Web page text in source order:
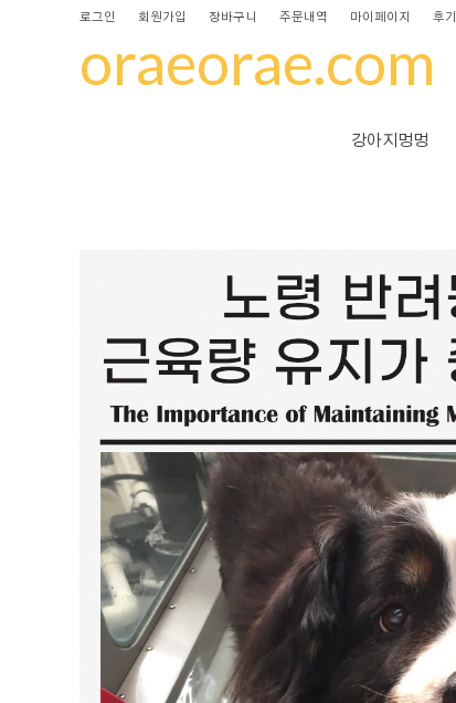
로그인 회원가입 장바구니 주문내역 마이페이지 후기
oraeorae.com
강아지멍멍